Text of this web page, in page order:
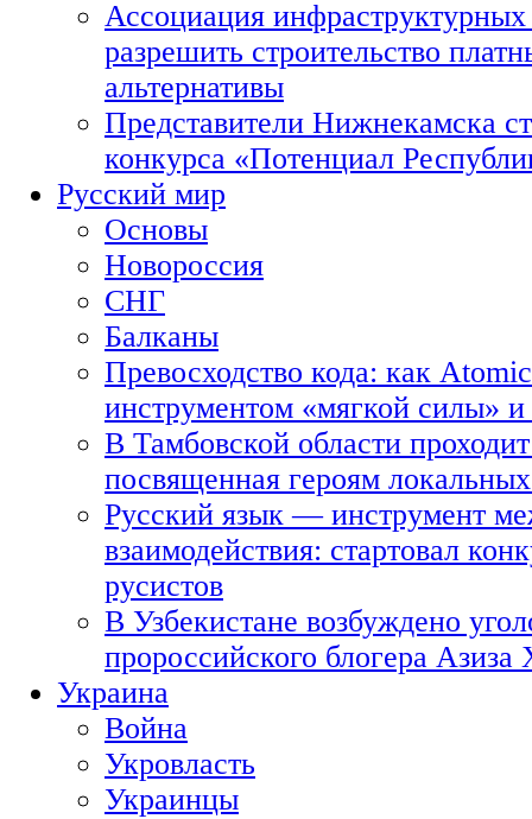
Ассоциация
разрешить строительство
альтернативы
Представители Нижнекамска
конкурса «Потенциал
Русский мир
Основы
Новороссия
СНГ
Балканы
Превосходство кода: как
инструментом «мягкой силы» и
В Тамбовской области
посвященная героям
Русский язык — инструмент
взаимодействия: стартовал
русистов
В Узбекистане возбуждено
пророссийского блогера Азиза
Украина
Война
Укровласть
Украинцы